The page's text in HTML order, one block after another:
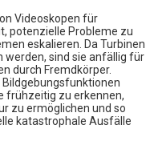
Videoskopen für
potenzielle Probleme zu
eskalieren. Da Turbinen
sind sie anfällig für
durch Fremdkörper.
frühzeitig zu erkennen,
zu ermöglichen und so
katastrophale Ausfälle